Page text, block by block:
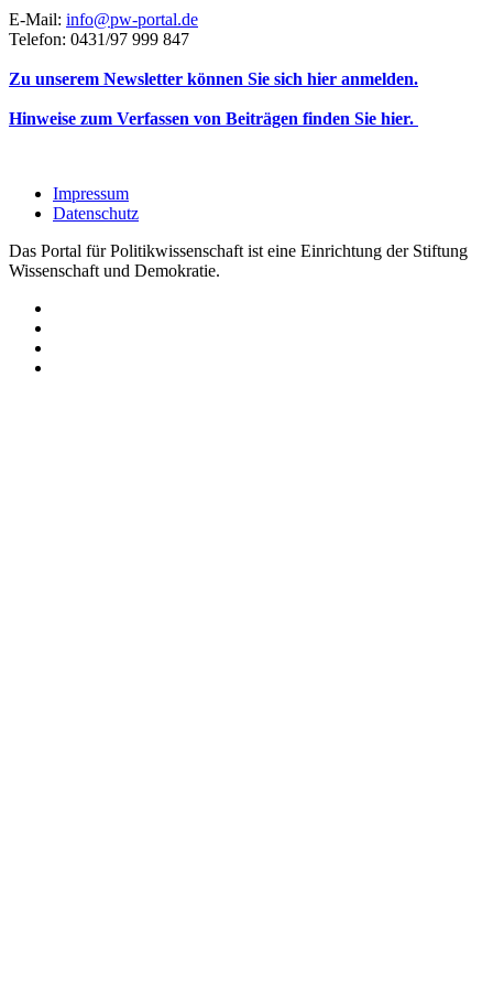
E-Mail: info@pw-portal.de
Telefon: 0431/97 999 847
Zu unserem Newsletter können Sie sich hier anmelden.
Hinweise zum Verfassen von Beiträgen finden Sie hier.
Impressum
Datenschutz
Das Portal für Politikwissenschaft ist eine Einrichtung der Stiftung
Wissenschaft und Demokratie.